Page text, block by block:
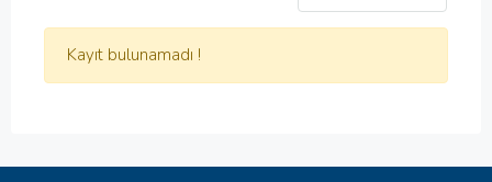
Kayıt bulunamadı !